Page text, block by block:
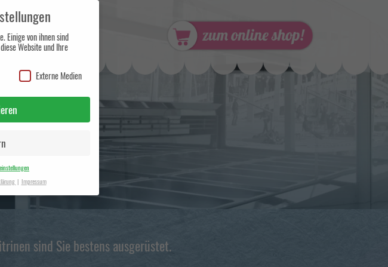
in
sind Sie bestens ausgerüstet.
Einige von ihnen sind
Website und Ihre
Externe Medien
Impressum